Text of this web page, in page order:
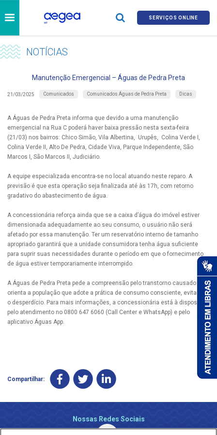
SERVIÇOS ONLINE
NOTÍCIAS
Manutenção Emergencial – Águas de Pedra Preta
21/03/2025 Comunicados Comunicados Águas de Pedra Preta Dicas
A Águas de Pedra Preta informa que devido a uma manutenção
emergencial na Rua C poderá haver baixa pressão nesta sexta-feira
(21/03) nos bairros: Chico Simão, Vila Albertina, Urupês, Colina Verde I,
Colina Verde II, Alto De Pedra, Cidade Viva, Parque Independente, São
Marcos I, São Marcos II, Judiciário.
A equipe especializada encontra-se no local atuando neste reparo. A
previsão é que esta operação seja finalizada até às 17h, com retorno
gradativo do abastecimento de água.
A concessionária reforça ainda que se a caixa d’água do imóvel estiver
dimensionada adequadamente ao seu consumo, o usuário não será
afetado por essa manutenção. Ter um reservatório interno de tamanho
apropriado garantirá que a unidade consumidora tenha água suficiente
para suprir suas necessidades durante o período em que o fornecimento
de água estiver temporariamente interrompido.
A Águas de Pedra Preta pede a compreensão pelo transtorno causado e
orienta a população que adote a prática de consumo consciente, evitando
o desperdício. Para mais informações, a concessionária está à disposição
pelo atendimento no 0800 647 6060 (Call Center e WhatsApp) e pelo
aplicativo Águas App.
Compartilhar:
Nossas Redes Sociais